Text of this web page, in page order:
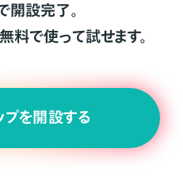
開設完了。
料で使って試せます。
プを開設する